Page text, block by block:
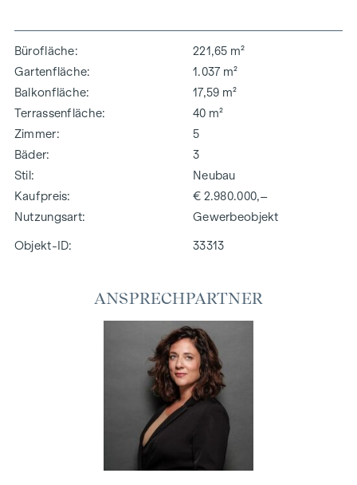
Bürofläche
221,65 m²
Gartenfläche
1.037 m²
Balkonfläche
17,59 m²
Terrassenfläche
40 m²
Zimmer
5
Bäder
3
Stil
Neubau
Kaufpreis
€ 2.980.000,–
Nutzungsart
Gewerbeobjekt
Objekt-ID: 33313
ANSPRECHPARTNER